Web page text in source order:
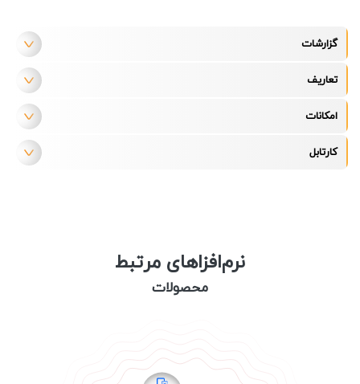
گزارشات
تعاریف
امکانات
کارتابل
نرم‌افزاهای مرتبط
محصولات